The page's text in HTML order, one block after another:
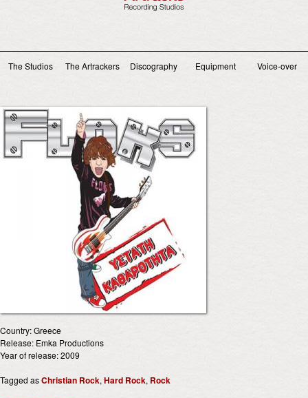
Main menu
The Studios The Artrackers Discography Equipment Voice-over
Country: Greece
Release: Emka Productions
Year of release: 2009
Tagged asChristian Rock,Hard Rock, Rock